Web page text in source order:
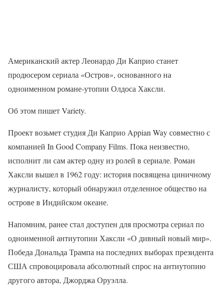
Американский актер Леонардо Ди Каприо станет
продюсером сериала «Остров», основанного на
одноименном романе-утопии Олдоса Хаксли.
Об этом пишет Variety.
Проект возьмет студия Ди Каприо Appian Way совместно с
компанией In Good Company Films. Пока неизвестно,
исполнит ли сам актер одну из ролей в сериале. Роман
Хаксли вышел в 1962 году: история посвящена циничному
журналисту, который обнаружил отделенное общество на
острове в Индийском океане.
Напомним, ранее стал доступен для просмотра сериал по
одноименной антиутопии Хаксли «О дивный новый мир».
Победа Дональда Трампа на последних выборах президента
США спровоцировала абсолютный спрос на антиутопию
другого автора, Джорджа Оруэлла.